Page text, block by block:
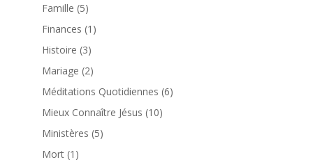
Famille 55
produits
Finances 1 1
Histoire 33
produits
Mariage 22
produits
Méditations Quotidiennes 66
Mieux Connaître Jésus 1010
Ministères 55
Mort 1 1